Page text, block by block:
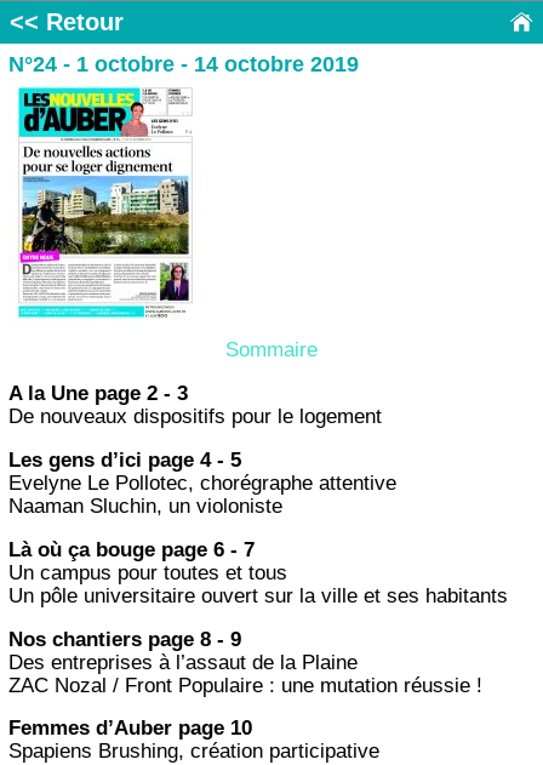
<< Retour
N°24 - 1 octobre - 14 octobre 2019
Sommaire
A la Une page 2 - 3
De nouveaux dispositifs pour le logement
Les gens d’ici page 4 - 5
Evelyne Le Pollotec, chorégraphe attentive
Naaman Sluchin, un violoniste
Là où ça bouge page 6 - 7
Un campus pour toutes et tous
Un pôle universitaire ouvert sur la ville et ses habitants
Nos chantiers page 8 - 9
Des entreprises à l’assaut de la Plaine
ZAC Nozal / Front Populaire : une mutation réussie !
Femmes d’Auber page 10
Spapiens Brushing, création participative